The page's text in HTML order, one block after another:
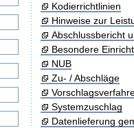
Kodierrichtlinien
Hinweise zur
Abschlussbericht
Besondere
NUB
Zu- / Abschläge
Systemzuschlag
Datenlieferung